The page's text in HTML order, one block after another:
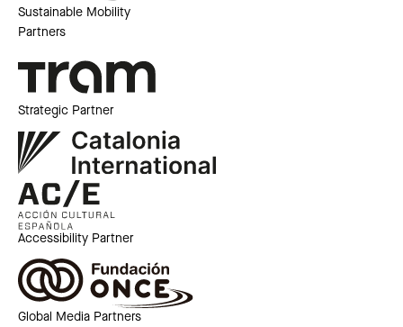
Sustainable Mobility
Partners
Strategic Partner
Accessibility Partner
Global Media Partners